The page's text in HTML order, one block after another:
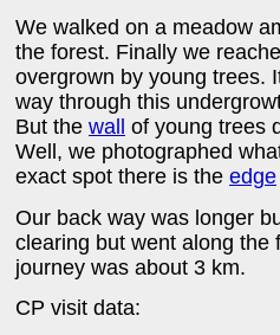
We walked on a meadow
the forest. Finally we
overgrown by young trees.
way through this
But the wall
of young trees
Well, we photographed
exact spot there is the edge
Our back way was longer
clearing but went along the
journey was about 3 km.
CP visit data: